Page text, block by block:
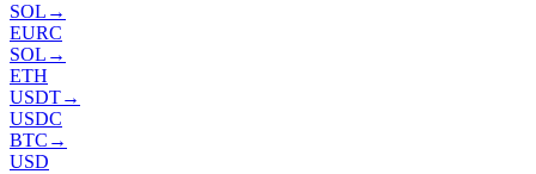
SOL →
EURC
SOL →
ETH
USDT→
USDC
BTC →
USD